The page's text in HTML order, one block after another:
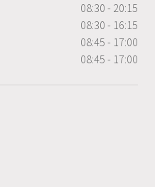
08:30 - 20:15
08:30 - 16:15
08:45 - 17:00
08:45 - 17:00